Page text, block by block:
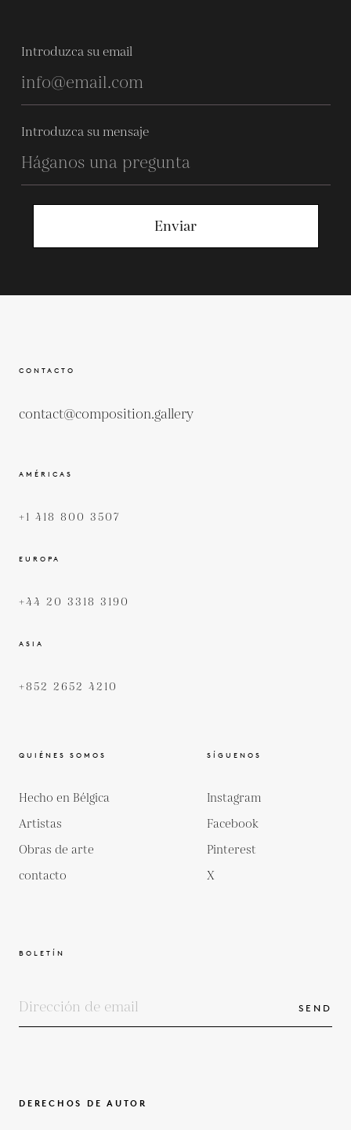
Introduzca su email
Introduzca su mensaje
Enviar
CONTACTO
contact@composition.gallery
AMÉRICAS
+1 418 800 3507
EUROPA
+44 20 3318 3190
ASIA
+852 2652 4210
QUIÉNES SOMOS
Hecho en Bélgica
Artistas
Obras de arte
contacto
SÍGUENOS
Instagram
Facebook
Pinterest
X
BOLETÍN
SEND
DERECHOS DE AUTOR